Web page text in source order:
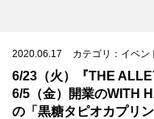
2020.06.17 カテゴリ：イベン
6/23（火）『THE
6/5（金）開業のWITH
の「黒糖タピオカプリ